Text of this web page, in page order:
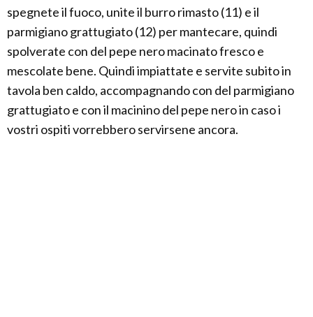
spegnete il fuoco, unite il burro rimasto (11) e il
parmigiano grattugiato (12) per mantecare, quindi
spolverate con del pepe nero macinato fresco e
mescolate bene. Quindi impiattate e servite subito in
tavola ben caldo, accompagnando con del parmigiano
grattugiato e con il macinino del pepe nero in caso i
vostri ospiti vorrebbero servirsene ancora.